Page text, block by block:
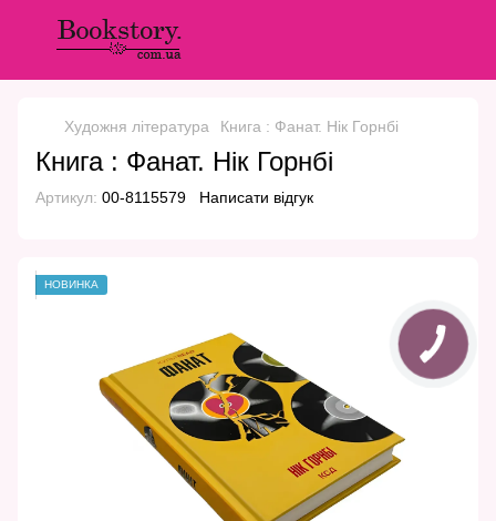
Художня література Книга : Фанат. Нік Горнбі
Книга : Фанат. Нік Горнбі
Артикул: 00-8115579 Написати відгук
НОВИНКА